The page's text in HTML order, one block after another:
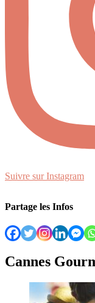
Suivre sur Instagram
Partage les Infos
Cannes